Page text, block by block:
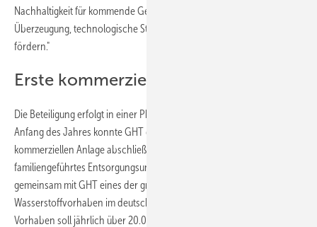
Nachhaltigkeit für kommende Generationen zu ermöglichen, und der
Überzeugung, technologische Stärke aus Deutschland heraus zu
fördern."
Erste kommerzielle Anlage in Betrieb
Die Beteiligung erfolgt in einer Phase zunehmender Marktdynamik.
Anfang des Jahres konnte GHT die Inbetriebnahme der ersten
kommerziellen Anlage abschließen. Im kommenden Jahr plant ein
familiengeführtes Entsorgungsunternehmen aus Süddeutschland
gemeinsam mit GHT eines der größeren dezentralen
Wasserstoffvorhaben im deutschen Mittelstand zu realisieren. Das
Vorhaben soll jährlich über 20.000 Tonnen nicht recycelbare Abfälle